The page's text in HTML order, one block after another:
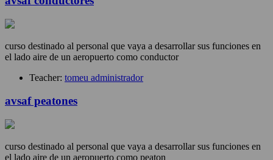
curso destinado al personal que vaya a desarrollar sus funciones en
el lado aire de un aeropuerto como conductor
Teacher: tomeu administrador
avsaf peatones
curso destinado al personal que vaya a desarrollar sus funciones en
el lado aire de un aeropuerto como peaton